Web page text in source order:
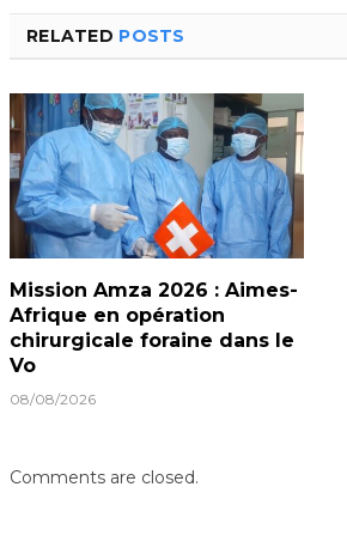
RELATED POSTS
Mission Amza 2026 : Aimes-
Afrique en opération
chirurgicale foraine dans le
Vo
08/08/2026
Comments are closed.